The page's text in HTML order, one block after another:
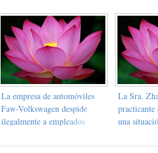
tortura y declaran tener
derecho a un "cupo de
muertes"
cerebro en
La empresa de automóviles
Faw-Volkswagen despide
ilegalmente a empleados
La Sra.
practicante
una
la policía